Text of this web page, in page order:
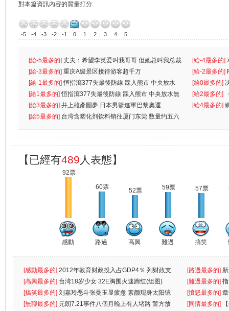
對本篇資訊內容的質量打分:
-5 -4 -3 -2 -1 0 1 2 3 4 5
[給-5最多的] 丈夫：希望李英爱叫我哥哥 但她总叫我总裁
先
[給-4最多的]
离
[給-3最多的] 重庆A级景区接待游客超千万 [給-2最多的]
[給-1最多的]恒指瀉377失最後防線 踩入熊市 中央放水
無
[給0最多的]
[給1最多的]恒指瀉377失最後防線 踩入熊市 中央放水無 [給2最多的]
[給3最多的] 井上雄彥圓夢 日本男籃進軍巴黎奧運 [給4最多的]
[給5最多的] 台湾含塑化剂饮料销往厦门东莞 数量约五六
【已經有489 人表態】
92票
感動
60票
路過
52票
高興
59票
難過
57票
搞笑
[感動最多的] 2012年教育财政投入占GDP4％ 列财政支
出首位
[路過最多的]
[高興最多的] 台湾18岁少女 32E胸围火速蹿红(组图) [難過最多的]
罪
[搞笑最多的] 刘嘉玲恶斗张曼玉显疲惫 素颜现身太阳镜
遮
[憤怒最多的]
[無聊最多的] 元朗7.21事件八個月晚上有人堵路 警方放
[同情最多的]